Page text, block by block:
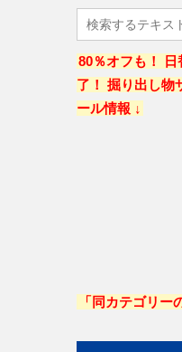
80％オフも！
了！ 掘り出し物
ール情報 ↓
「同カテゴリー